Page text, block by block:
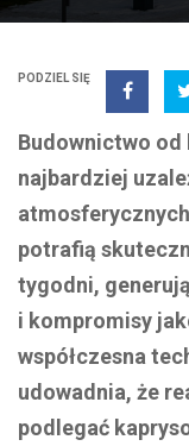
PODZIEL SIĘ
Budownictwo od
najbardziej
potrafią
tygodni,
i kompromisy
współczesna
udowadnia, że
podlegać